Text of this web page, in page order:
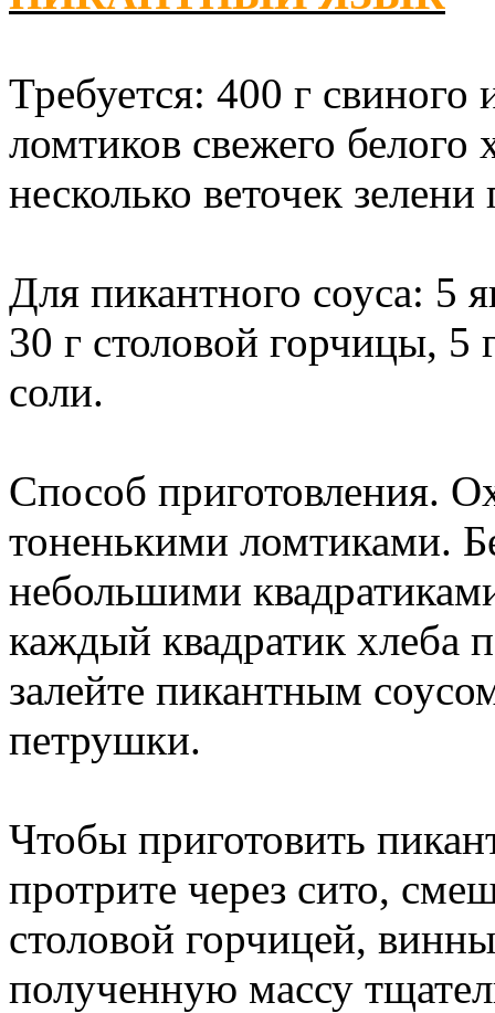
Требуется: 400 г свиного
ломтиков свежего белого
несколько веточек
Для пикантного соуса: 5
30 г столовой горчицы, 5
соли.
Способ приготовления.
тоненькими ломтиками.
небольшими
каждый квадратик хлеба
залейте пикантным
петрушки.
Чтобы приготовить
протрите через сито,
столовой горчицей,
полученную массу